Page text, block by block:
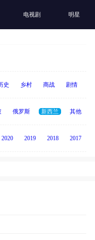
电视剧 明星
史 乡村 商战 剧情
俄罗斯 新西兰 其他
2020 2019 2018 2017